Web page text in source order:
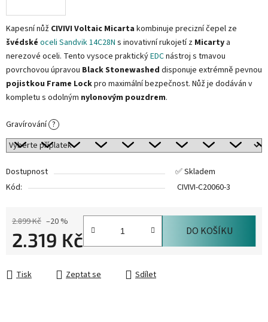
Kapesní nůž CIVIVI Voltaic Micarta kombinuje precizní čepel ze
švédské oceli Sandvik 14C28N s inovativní rukojetí z Micarty a
nerezové oceli. Tento vysoce praktickýEDCnástroj s tmavou
povrchovou úpravou Black Stonewashed disponuje extrémně pevnou
pojistkou Frame Lockpro maximální bezpečnost. Nůž je dodáván v
kompletu s odolným nylonovým pouzdrem.
Gravírování ?
Dostupnost
✅ Skladem
Kód:
CIVIVI-C20060-3
2.899 Kč –20 %
2.319 Kč DO KOŠÍKU
Tisk Zeptat se Sdílet